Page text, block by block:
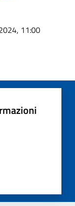
11:00